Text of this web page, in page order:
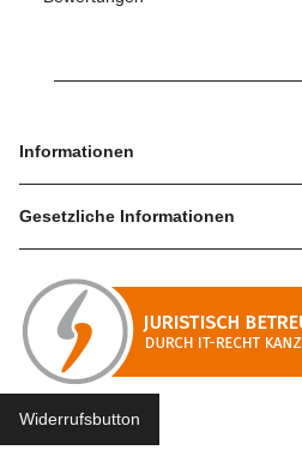
Informationen
Gesetzliche Informationen
Widerrufsbutton